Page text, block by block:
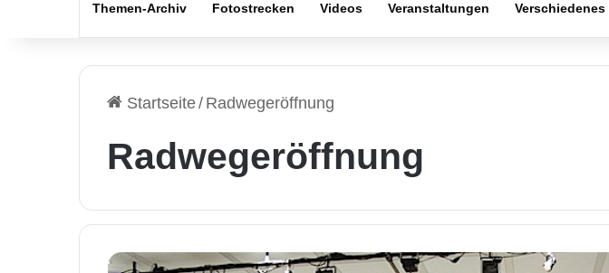
Themen-Archiv Fotostrecken Videos Veranstaltungen Verschiedenes
Startseite/ Radwegeröffnung
Radwegeröffnung